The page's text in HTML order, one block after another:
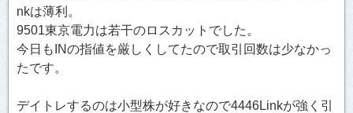
nkは薄利。
9501東京電力は若干のロスカットでした。
今日もINの指値を厳しくしてたので取引回数は少なかっ
たです。
デイトレするのは小型株が好きなので4446Linkが強く引